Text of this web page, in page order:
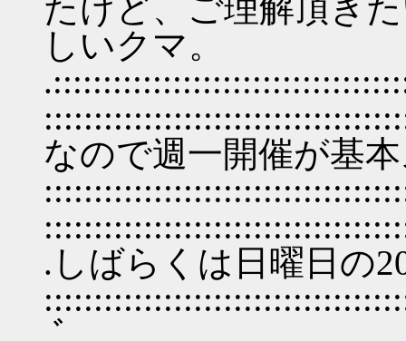
たけど、ご理解頂き
しいクマ。
なので週一開催が基
.しばらくは日曜日の